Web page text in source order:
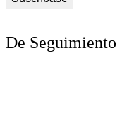
De Seguimiento